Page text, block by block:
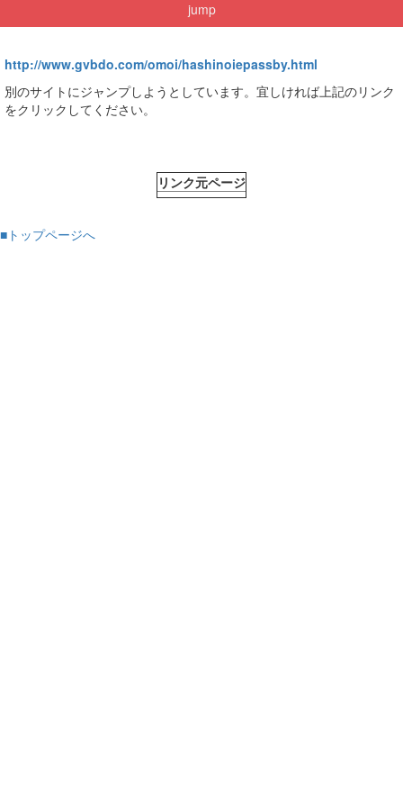
jump
http://www.gvbdo.com/omoi/hashinoiepassby.html
別のサイトにジャンプしようとしています。宜しければ上記のリンク
をクリックしてください。
リンク元ページ
■トップページへ